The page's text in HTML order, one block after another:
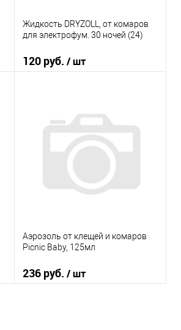
Жидкость DRYZOLL, от комаров
для электрофум. 30 ночей (24)
120 руб. / шт
Купить в 1 клик
К сравнению
В избранное
В наличии
Аэрозоль от клещей и комаров
Picnic Baby, 125мл
236 руб. / шт